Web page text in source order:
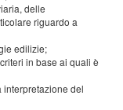
delle
riguardo a
edilizie;
in base ai quali è
interpretazione del